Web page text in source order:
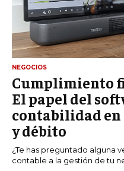
NEGOCIOS
Cumplimiento
El papel del
contabilidad en
y débito
¿Te has preguntado alguna
contable a la gestión de tu